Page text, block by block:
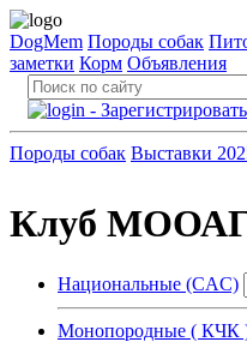
DogMem Породы собак
заметки Корм Объявления
Породы собак Выставки
Клуб
Национальные (CAC)
Монопородные ( КЧК